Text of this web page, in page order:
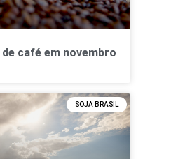
café em novembro
SOJA BRASIL